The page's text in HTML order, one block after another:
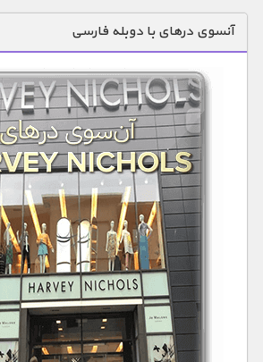
دنیای خوراکی ها
زمین شناسی / محیط زیست
سازه/ معماری/ مهندسی
سرگرمی
شناخت کودکان
طبیعت
علم و فناوری
فرهنگ / هنر
کیهان / نجوم
گردشگری
ماورایی
آنسوی درهای با دوبله فارسی